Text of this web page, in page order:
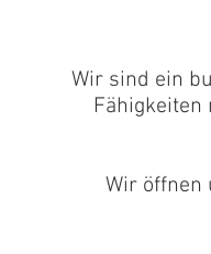
Wir sind ein
Wir öffnen